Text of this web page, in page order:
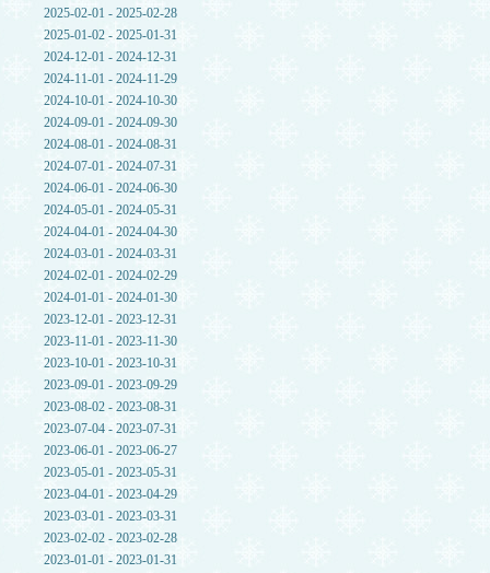
2025-02-01 - 2025-02-28
2025-01-02 - 2025-01-31
2024-12-01 - 2024-12-31
2024-11-01 - 2024-11-29
2024-10-01 - 2024-10-30
2024-09-01 - 2024-09-30
2024-08-01 - 2024-08-31
2024-07-01 - 2024-07-31
2024-06-01 - 2024-06-30
2024-05-01 - 2024-05-31
2024-04-01 - 2024-04-30
2024-03-01 - 2024-03-31
2024-02-01 - 2024-02-29
2024-01-01 - 2024-01-30
2023-12-01 - 2023-12-31
2023-11-01 - 2023-11-30
2023-10-01 - 2023-10-31
2023-09-01 - 2023-09-29
2023-08-02 - 2023-08-31
2023-07-04 - 2023-07-31
2023-06-01 - 2023-06-27
2023-05-01 - 2023-05-31
2023-04-01 - 2023-04-29
2023-03-01 - 2023-03-31
2023-02-02 - 2023-02-28
2023-01-01 - 2023-01-31